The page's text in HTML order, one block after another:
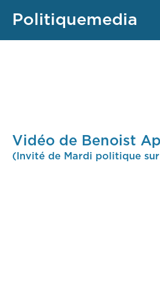
Politiquemedia
Vidéo de Benoist
(Invité de Mardi politique